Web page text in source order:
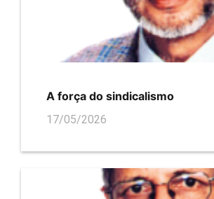
A força do sindicalismo
17/05/2026